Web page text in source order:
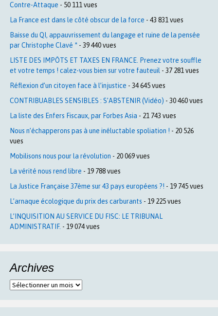
Contre-Attaque - 50 111 vues
La France est dans le côté obscur de la force - 43 831 vues
Baisse du QI, appauvrissement du langage et ruine de la pensée
par Christophe Clavé * - 39 440 vues
LISTE DES IMPÔTS ET TAXES EN FRANCE. Prenez votre souffle
et votre temps ! calez-vous bien sur votre fauteuil - 37 281 vues
Réflexion d’un citoyen face à l’injustice - 34 645 vues
CONTRIBUABLES SENSIBLES : S’ABSTENIR (Vidéo) - 30 460 vues
La liste des Enfers Fiscaux, par Forbes Asia - 21 743 vues
Nous n’échapperons pas à une inéluctable spoliation ! - 20 526
vues
Mobilisons nous pour la révolution - 20 069 vues
La vérité nous rend libre - 19 788 vues
La Justice Française 37ème sur 43 pays européens ?! - 19 745 vues
L’arnaque écologique du prix des carburants - 19 225 vues
L’INQUISITION AU SERVICE DU FISC: LE TRIBUNAL
ADMINISTRATIF. - 19 074 vues
Archives
Archives